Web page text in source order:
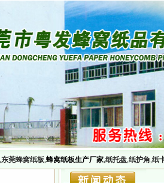
,东莞蜂窝纸板,蜂窝纸板生产厂家,纸托盘,纸护角,纸